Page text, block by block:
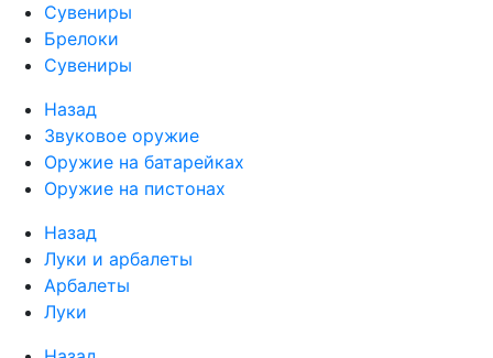
Сувениры
Брелоки
Сувениры
Назад
Звуковое оружие
Оружие на батарейках
Оружие на пистонах
Назад
Луки и арбалеты
Арбалеты
Луки